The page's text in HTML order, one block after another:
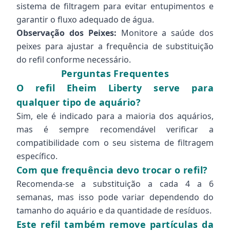
sistema de filtragem para evitar entupimentos e
garantir o fluxo adequado de água.
Observação dos Peixes: Monitore a saúde dos
peixes para ajustar a frequência de substituição
do refil conforme necessário.
Perguntas Frequentes
O refil Eheim Liberty serve para
qualquer tipo de aquário?
Sim, ele é indicado para a maioria dos aquários,
mas é sempre recomendável verificar a
compatibilidade com o seu sistema de filtragem
específico.
Com que frequência devo trocar o refil?
Recomenda-se a substituição a cada 4 a 6
semanas, mas isso pode variar dependendo do
tamanho do aquário e da quantidade de resíduos.
Este refil também remove partículas da